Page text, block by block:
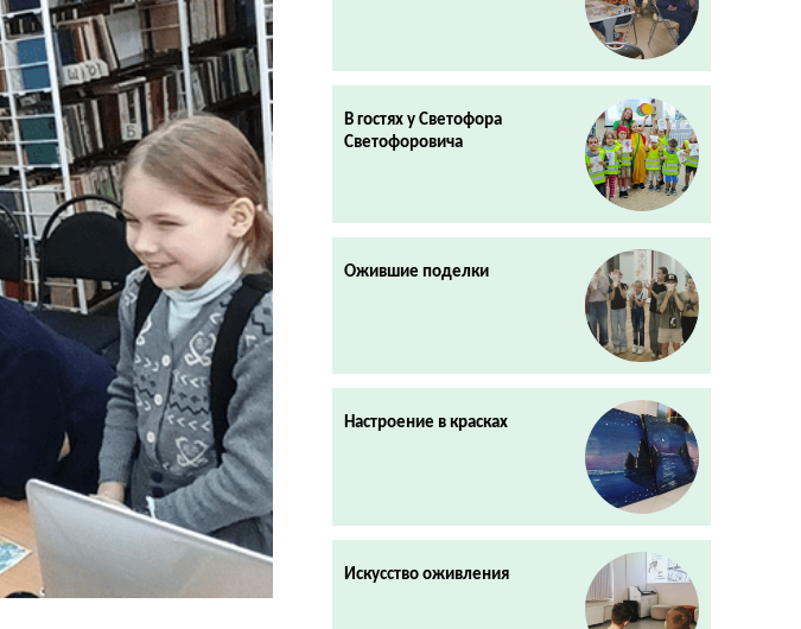
В гостях у Светофора
Светофоровича
Ожившие поделки
Настроение в красках
Искусство оживления